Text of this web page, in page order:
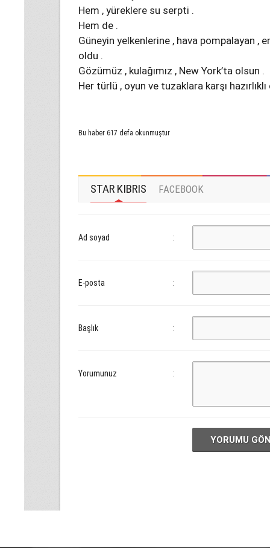
Hem , yüreklere su serpti .
Hem de .
Güneyin yelkenlerine , hava pompalayan ,
oldu .
Gözümüz , kulağımız , New York’ta olsun .
Her türlü , oyun ve tuzaklara karşı hazırlıklı
Bu haber 617 defa okunmuştur
STAR KIBRIS FACEBOOK
Ad soyad :
E-posta :
Başlık :
Yorumunuz :
YORUMU